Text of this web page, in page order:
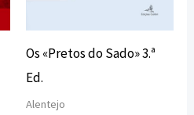
Os «Pretos do Sado» 3.ª
Ed.
Alentejo